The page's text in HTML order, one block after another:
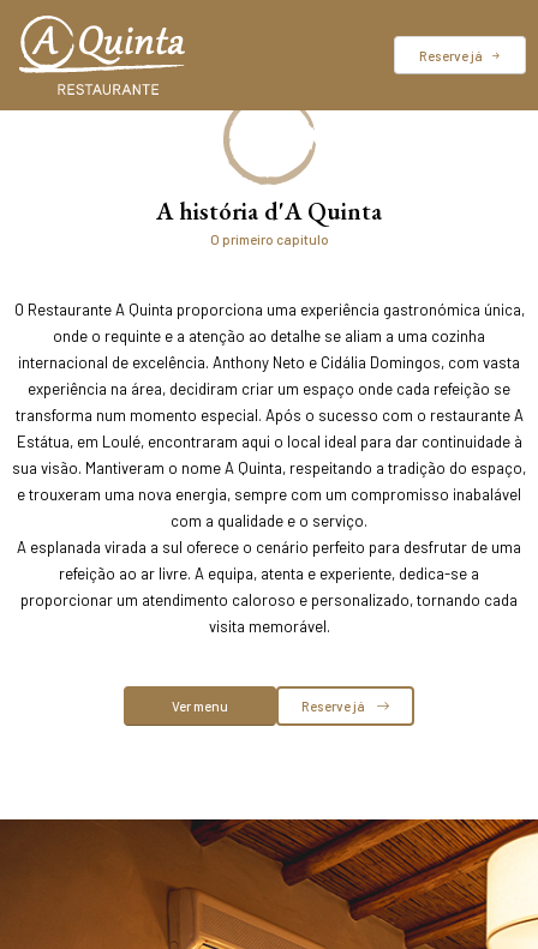
Reserve já
A história d'A Quinta
O primeiro capitulo
O Restaurante A Quinta proporciona uma experiência gastronómica única,
onde o requinte e a atenção ao detalhe se aliam a uma cozinha
internacional de excelência. Anthony Neto e Cidália Domingos, com vasta
experiência na área, decidiram criar um espaço onde cada refeição se
transforma num momento especial. Após o sucesso com o restaurante A
Estátua, em Loulé, encontraram aqui o local ideal para dar continuidade à
sua visão. Mantiveram o nome A Quinta, respeitando a tradição do espaço,
e trouxeram uma nova energia, sempre com um compromisso inabalável
com a qualidade e o serviço.
A esplanada virada a sul oferece o cenário perfeito para desfrutar de uma
refeição ao ar livre. A equipa, atenta e experiente, dedica-se a
proporcionar um atendimento caloroso e personalizado, tornando cada
visita memorável.
Ver menu Reserve já